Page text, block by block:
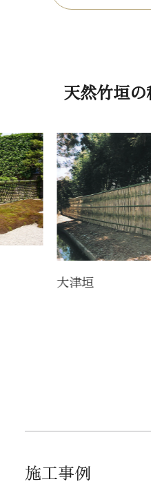
天然竹垣
大津垣
施工事例